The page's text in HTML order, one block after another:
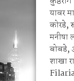
यावर
कोरडे,
मनीषा
बोबडे,
शाखा